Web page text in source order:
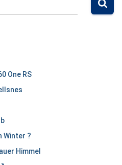
One RS
Winter ?
Himmel